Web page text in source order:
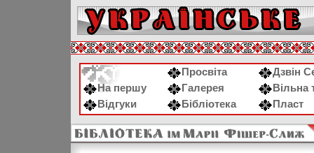
Просвіта
Дзвін
На першу
Галерея
Вільна
Відгуки
Бібліотека Пласт